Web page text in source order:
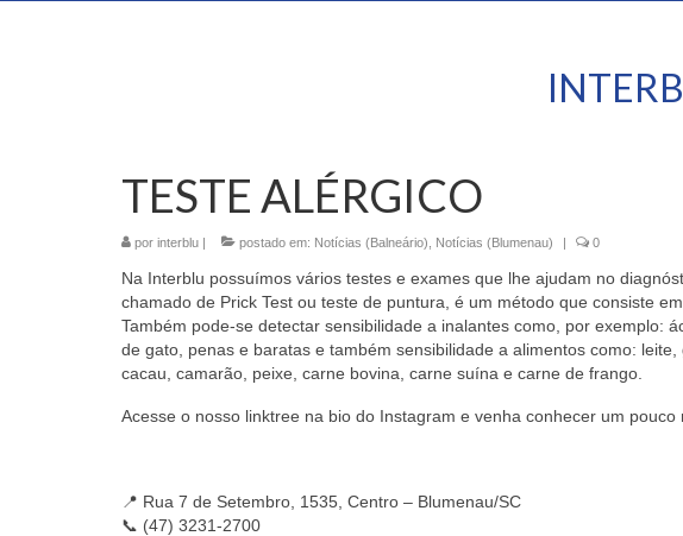
TESTE ALÉRGICO
por interblu | postado em: Notícias (Balneário) Notícias (Blumenau) | 0
Na Interblu possuímos vários testes e exames que lhe ajudam no
chamado de Prick Test ou teste de puntura, é um método que consiste
Também pode-se detectar sensibilidade a inalantes como, por exemplo:
de gato, penas e baratas e também sensibilidade a alimentos como:
cacau, camarão, peixe, carne bovina, carne suína e carne de frango.
Acesse o nosso linktree na bio do Instagram e venha conhecer um pouco
📍 Rua 7 de Setembro, 1535, Centro – Blumenau/SC
📞 (47) 3231-2700